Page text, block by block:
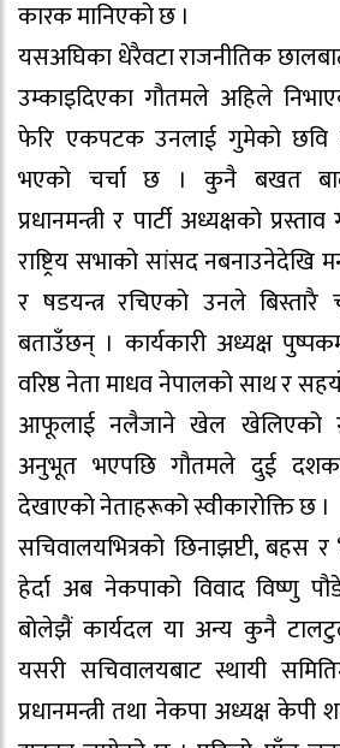
कारक मानिएको छ ।
यसअघिका धेरैवटा राजनीतिक
उम्काइदिएका गौतमले अहिले
फेरि एकपटक उनलाई गुमेको छवि
भएको चर्चा छ । कुनै बखत
प्रधानमन्त्री र पार्टी अध्यक्षको
राष्ट्रिय सभाको सांसद नबनाउनेदेखि
र षडयन्त्र रचिएको उनले
बताउँछन् । कार्यकारी अध्यक्ष
वरिष्ठ नेता माधव नेपालको साथ र
आफूलाई नलैजाने खेल खेलिएको
अनुभूत भएपछि गौतमले दुई
देखाएको नेताहरूको स्वीकारोक्ति छ ।
सचिवालयभित्रको छिनाझप्टी, बहस र
हेर्दा अब नेकपाको विवाद विष्णु
बोलेझैं कार्यदल या अन्य कुनै
यसरी सचिवालयबाट स्थायी
प्रधानमन्त्री तथा नेकपा अध्यक्ष केपी